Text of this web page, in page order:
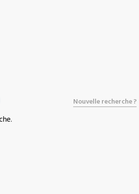
Nouvelle recherche ?